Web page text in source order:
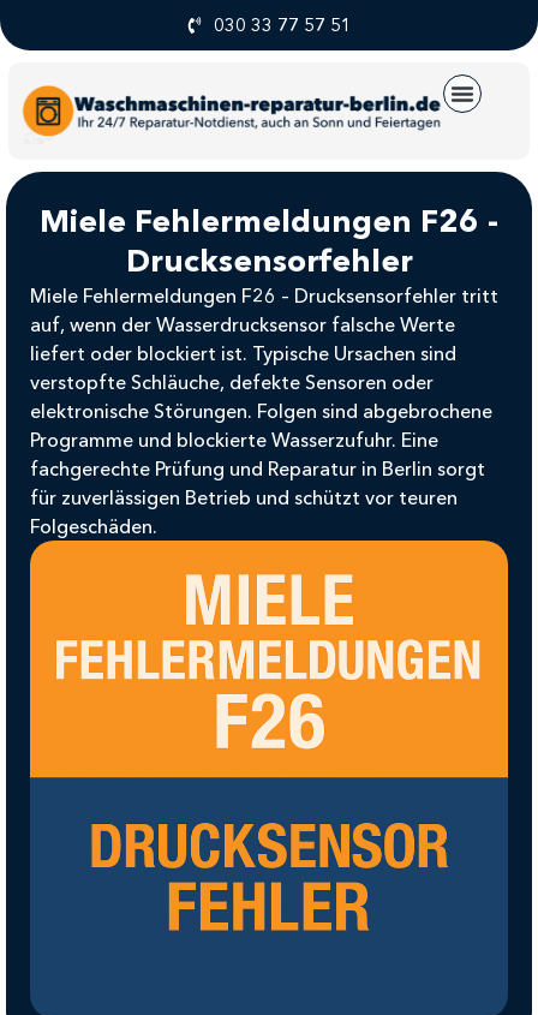
030 33 77 57 51
Miele Fehlermeldungen F26 -
Drucksensorfehler
Miele Fehlermeldungen F26 – Drucksensorfehler tritt
auf, wenn der Wasserdrucksensor falsche Werte
liefert oder blockiert ist. Typische Ursachen sind
verstopfte Schläuche, defekte Sensoren oder
elektronische Störungen. Folgen sind abgebrochene
Programme und blockierte Wasserzufuhr. Eine
fachgerechte Prüfung und Reparatur in Berlin sorgt
für zuverlässigen Betrieb und schützt vor teuren
Folgeschäden.